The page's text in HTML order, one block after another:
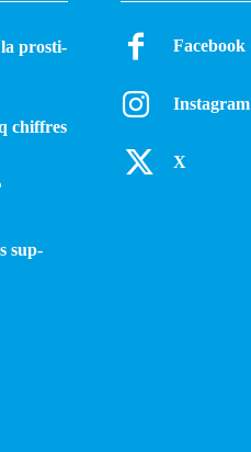
la pros­ti­
chiffres
sup­
Facebook
Instagram
X